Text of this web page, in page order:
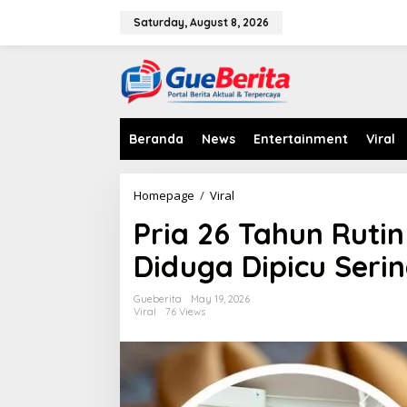
Saturday, August 8, 2026
Beranda News Entertainment Viral
Homepage / Viral
T
u
n
R
u
Pria 26 Tahun
Diduga Dipicu
Gueberita
May 19, 2026
Viral
76 Views